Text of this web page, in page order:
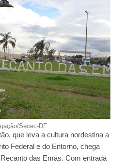
Secec-DF
que leva a cultura nordestina a
Federal e do Entorno, chega
das Emas. Com entrada